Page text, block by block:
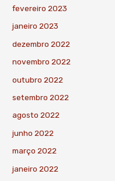
fevereiro 2023
janeiro 2023
dezembro 2022
novembro 2022
outubro 2022
setembro 2022
agosto 2022
junho 2022
março 2022
janeiro 2022